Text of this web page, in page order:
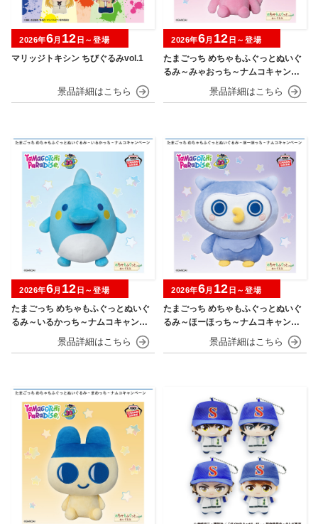
マリッジトキシン ちびぐるみvol.1
2026年6月 12 日～登場
たまごっち めちゃもふぐっとぬいぐ
るみ～みゃおっち～ナムコキャンペ
2026年6月 12 日～登場
たまごっち めちゃもふぐっとぬいぐ
るみ～いるかっち～ナムコキャンペ
2026年6月 12 日～登場
たまごっち めちゃもふぐっとぬいぐ
るみ～ほーほっち～ナムコキャンペ
2026年6月 12 日～登場